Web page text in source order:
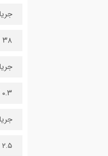
جریان
۳۸ آمپر
جریان
۰.۳ آمپر
جریان 5+
۲.۵ آمپر